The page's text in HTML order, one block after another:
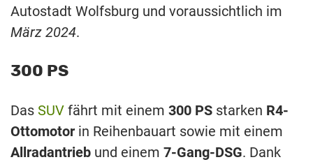
Autostadt Wolfsburg und voraussichtlich im
März 2024.
300 PS
Das SUV fährt mit einem 300 PS starken R4-
Ottomotor in Reihenbauart sowie mit einem
Allradantrieb und einem 7-Gang-DSG. Dank